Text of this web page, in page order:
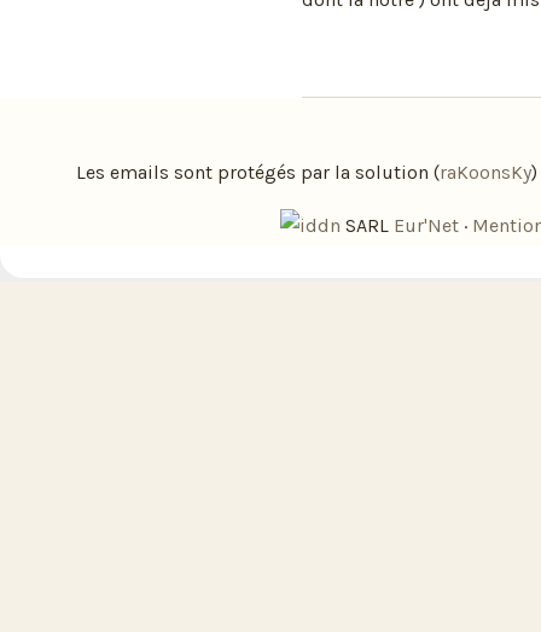
Les emails sont protégés par la solution (raKoonsKy)
SARL Eur'Net ·